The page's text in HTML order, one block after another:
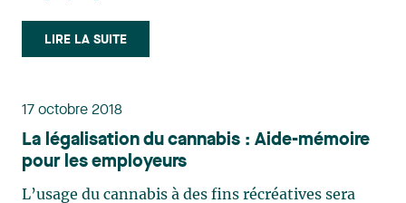
l’ensemble des modifications apportées à la Loi
sur les normes du travail (« LNT »), voici un
LIRE LA SUITE
17 octobre 2018
La légalisation du cannabis : Aide-mémoire
pour les employeurs
L’usage du cannabis à des fins récréatives sera